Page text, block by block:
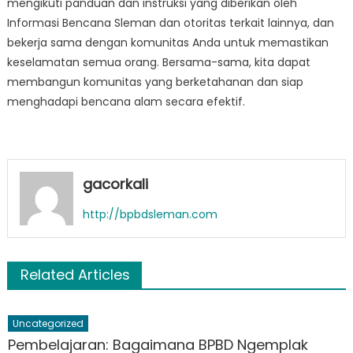
mengikuti panduan dan instruksi yang diberikan oleh
Informasi Bencana Sleman dan otoritas terkait lainnya, dan
bekerja sama dengan komunitas Anda untuk memastikan
keselamatan semua orang. Bersama-sama, kita dapat
membangun komunitas yang berketahanan dan siap
menghadapi bencana alam secara efektif.
gacorkali
http://bpbdsleman.com
Related Articles
Uncategorized
Pembelajaran: Bagaimana BPBD Ngemplak